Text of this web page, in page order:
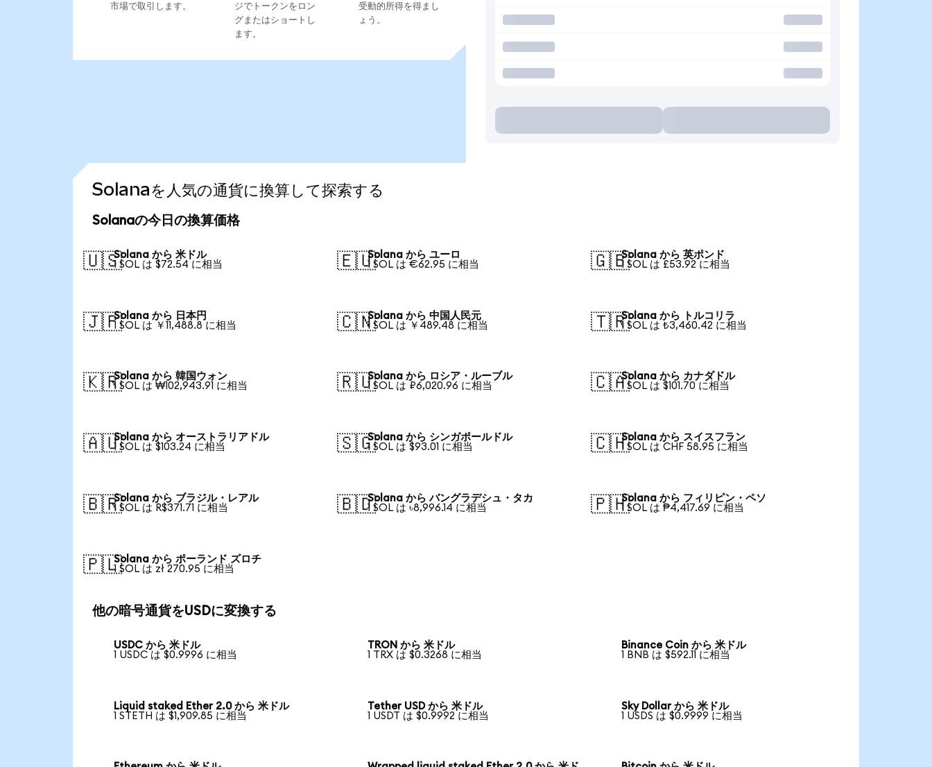
市場で取引します。
ジでトークンをロン
グまたはショートし
ます。
受動的所得を得まし
ょう。
Solanaを人気の通貨に換算して探索する
Solanaの今日の換算価格
🇺🇸Solana から 米ドル
1 SOL は $72.54 に相当
🇪🇺Solana から ユーロ
1 SOL は €62.95 に相当
🇬🇧Solana から 英ポンド
1 SOL は £53.92 に相当
🇯🇵Solana から 日本円
1 SOL は ￥11,488.8 に相当
🇨🇳Solana から 中国人民元
1 SOL は ￥489.48 に相当
🇹🇷Solana から トルコリラ
1 SOL は ₺3,460.42 に相当
🇰🇷Solana から 韓国ウォン
1 SOL は ₩102,943.91 に相当
🇷🇺Solana から ロシア・ルーブル
1 SOL は ₽6,020.96 に相当
🇨🇦Solana から カナダドル
1 SOL は $101.70 に相当
🇦🇺Solana から オーストラリアドル
1 SOL は $103.24 に相当
🇸🇬Solana から シンガポールドル
1 SOL は $93.01 に相当
🇨🇭Solana から スイスフラン
1 SOL は CHF 58.95 に相当
🇧🇷Solana から ブラジル・レアル
1 SOL は R$371.71 に相当
🇧🇩Solana から バングラデシュ・タカ
1 SOL は ৳8,996.14 に相当
🇵🇭Solana から フィリピン・ペソ
1 SOL は ₱4,417.69 に相当
🇵🇱Solana から ポーランド ズロチ
1 SOL は zł 270.95 に相当
他の暗号通貨をUSDに変換する
USDC から 米ドル
1 USDC は $0.9996 に相当
TRON から 米ドル
1 TRX は $0.3268 に相当
Binance Coin から 米ドル
1 BNB は $592.11 に相当
Liquid staked Ether 2.0 から 米ドル
1 STETH は $1,909.85 に相当
Tether USD から 米ドル
1 USDT は $0.9992 に相当
Sky Dollar から 米ドル
1 USDS は $0.9999 に相当